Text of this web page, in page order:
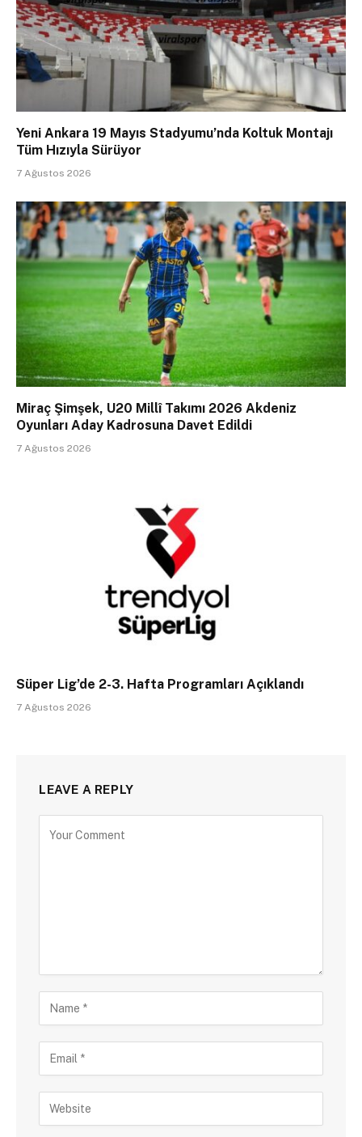
Yeni Ankara 19 Mayıs Stadyumu’nda Koltuk Montajı
Tüm Hızıyla Sürüyor
7 Ağustos 2026
Miraç Şimşek, U20 Millî Takımı 2026 Akdeniz
Oyunları Aday Kadrosuna Davet Edildi
7 Ağustos 2026
Süper Lig’de 2-3. Hafta Programları Açıklandı
7 Ağustos 2026
LEAVE A REPLY